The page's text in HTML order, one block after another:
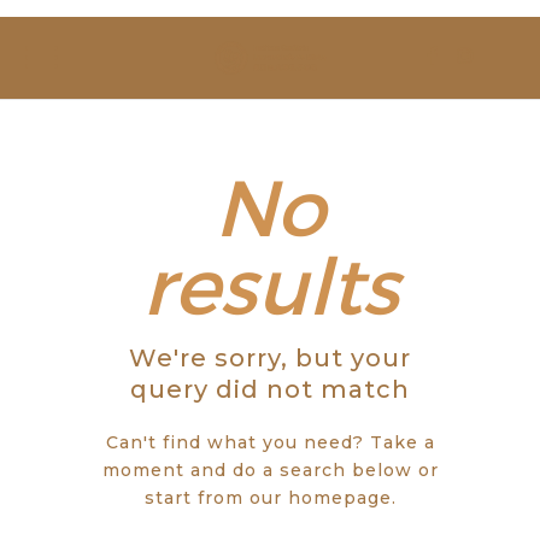
ESTUDAR
NOTÍCIAS
GALERIA
CONTACTOS
No
results
We're sorry, but your
query did not match
Can't find what you need? Take a
moment and do a search below or
start from our homepage.